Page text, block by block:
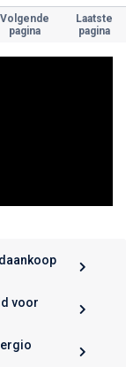
Volgende
pagina
Laatste
pagina
voor